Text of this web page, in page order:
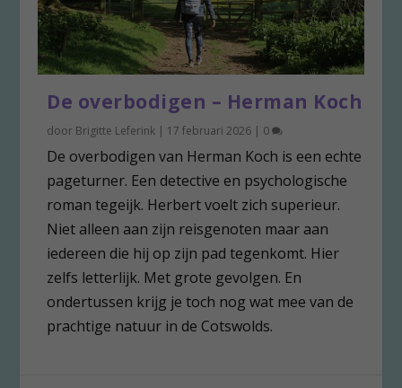
De overbodigen – Herman Koch
door Brigitte Leferink | 17 februari 2026 | 0
De overbodigen van Herman Koch is een echte
pageturner. Een detective en psychologische
roman tegeijk. Herbert voelt zich superieur.
Niet alleen aan zijn reisgenoten maar aan
iedereen die hij op zijn pad tegenkomt. Hier
zelfs letterlijk. Met grote gevolgen. En
ondertussen krijg je toch nog wat mee van de
prachtige natuur in de Cotswolds.